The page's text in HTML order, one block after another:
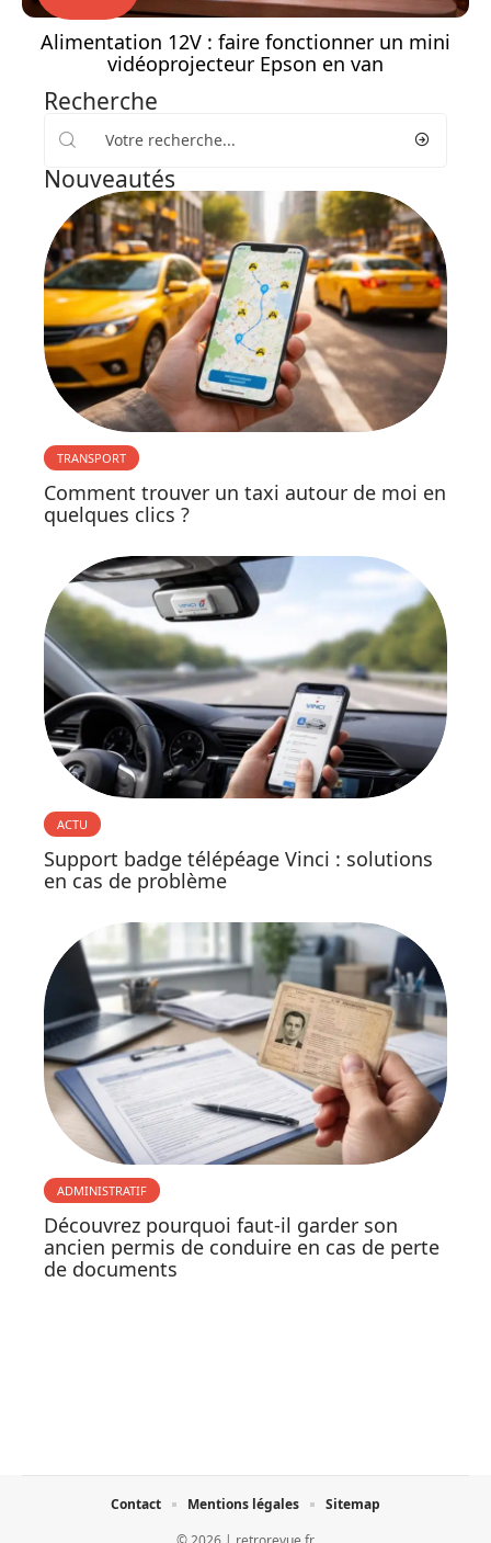
Alimentation 12V : faire fonctionner un mini
vidéoprojecteur Epson en van
Recherche
Nouveautés
TRANSPORT
Comment trouver un taxi autour de moi en
quelques clics ?
ACTU
Support badge télépéage Vinci : solutions
en cas de problème
ADMINISTRATIF
Découvrez pourquoi faut-il garder son
ancien permis de conduire en cas de perte
de documents
Contact Mentions légales Sitemap